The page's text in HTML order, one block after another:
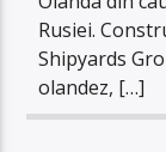
Rusiei.
Shipyards
olandez, […]